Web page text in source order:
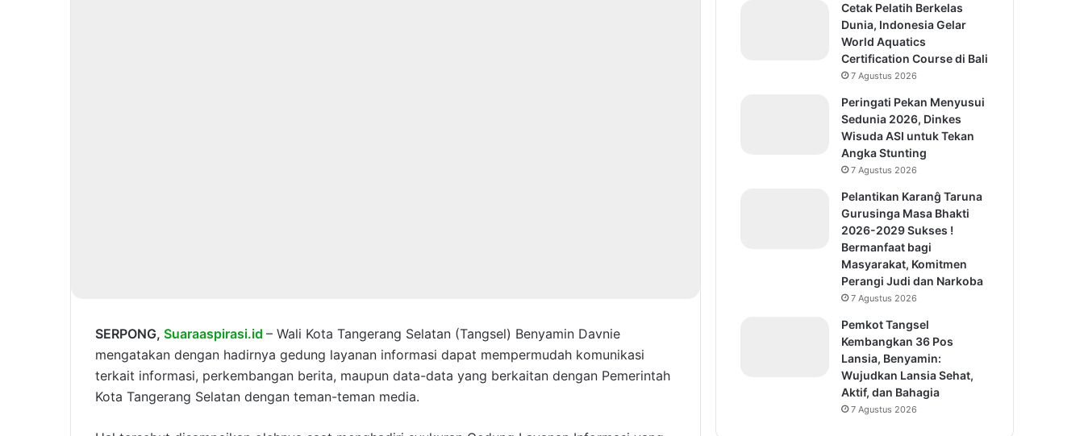
SERPONG, Suaraaspirasi.id – Wali Kota Tangerang Selatan (Tangsel) Benyamin Davnie
mengatakan dengan hadirnya gedung layanan informasi dapat mempermudah komunikasi
terkait informasi, perkembangan berita, maupun data-data yang berkaitan dengan Pemerintah
Kota Tangerang Selatan dengan teman-teman media.
Cetak Pelatih Berkelas
Dunia, Indonesia Gelar
World Aquatics
Certification Course di Bali
7 Agustus 2026
Peringati Pekan Menyusui
Sedunia 2026, Dinkes
Wisuda ASI untuk Tekan
Angka Stunting
7 Agustus 2026
Pelantikan Karanĝ Taruna
Gurusinga Masa Bhakti
2026-2029 Sukses !
Bermanfaat bagi
Masyarakat, Komitmen
Perangi Judi dan Narkoba
7 Agustus 2026
Pemkot Tangsel
Kembangkan 36 Pos
Lansia, Benyamin:
Wujudkan Lansia Sehat,
Aktif, dan Bahagia
7 Agustus 2026